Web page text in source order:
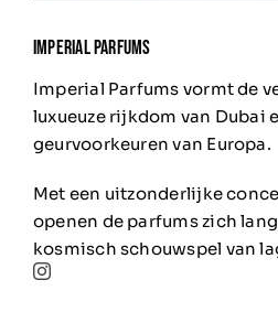
IMPERIAL PARFUMS
Imperial Parfums vormt de
luxueuze rijkdom van Dubai
geurvoorkeuren van Europa.
Met een uitzonderlijke
openen de parfums zich
kosmisch schouwspel van